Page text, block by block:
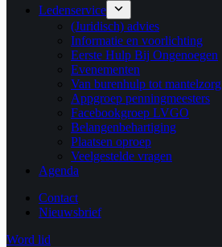
Ledenservice
(Juridisch) advies
Informatie en voorlichting
Eerste Hulp Bij Ongenoegen
Evenementen
Van burenhulp tot mantelzorg
Appgroep penningmeesters
Facebookgroep LVGO
Belangenbehartiging
Plaatsen oproep
Veelgestelde vragen
Agenda
Contact
Nieuwsbrief
Word lid